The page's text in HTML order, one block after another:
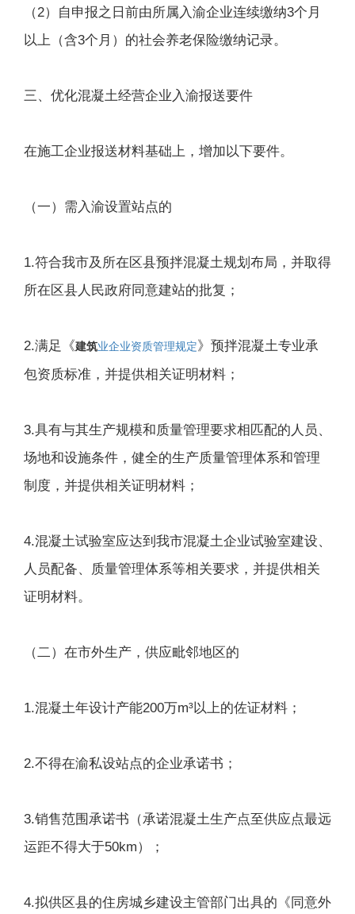
（2）自申报之日前由所属入渝企业连续缴纳3个月
以上（含3个月）的社会养老保险缴纳记录。
三、优化混凝土经营企业入渝报送要件
在施工企业报送材料基础上，增加以下要件。
（一）需入渝设置站点的
1.符合我市及所在区县预拌混凝土规划布局，并取得
所在区县人民政府同意建站的批复；
2.满足《建筑业企业资质管理规定》预拌混凝土专业承
包资质标准，并提供相关证明材料；
3.具有与其生产规模和质量管理要求相匹配的人员、
场地和设施条件，健全的生产质量管理体系和管理
制度，并提供相关证明材料；
4.混凝土试验室应达到我市混凝土企业试验室建设、
人员配备、质量管理体系等相关要求，并提供相关
证明材料。
（二）在市外生产，供应毗邻地区的
1.混凝土年设计产能200万m³以上的佐证材料；
2.不得在渝私设站点的企业承诺书；
3.销售范围承诺书（承诺混凝土生产点至供应点最远
运距不得大于50km）；
4.拟供区县的住房城乡建设主管部门出具的《同意外